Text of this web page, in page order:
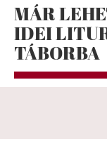
MÁR
IDEI
TÁBORBA